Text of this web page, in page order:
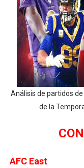
Mundial de
Tour de Francia
Mundial de
Copa del Mundo
Campeonato de
Análisis de partidos
de la
AFC East